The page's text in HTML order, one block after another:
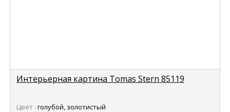
Интерьерная картина Tomas Stern 85119
Цвет : голубой, золотистый